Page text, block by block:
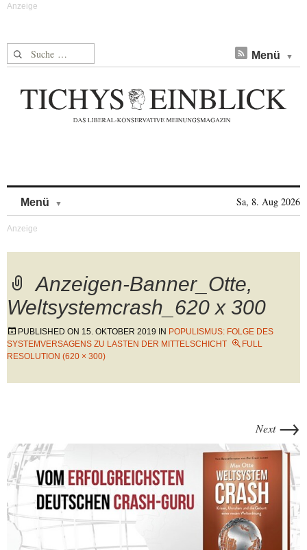
Suche nach: Menü
Menü Sa, 8. Aug 2026
Anzeigen-Banner_Otte,
Weltsystemcrash_620 x 300
PUBLISHED ON 15. OKTOBER 2019 IN POPULISMUS: FOLGE DES
SYSTEMVERSAGENS ZU LASTEN DER MITTELSCHICHT
FULL
RESOLUTION (620 × 300)
Next →